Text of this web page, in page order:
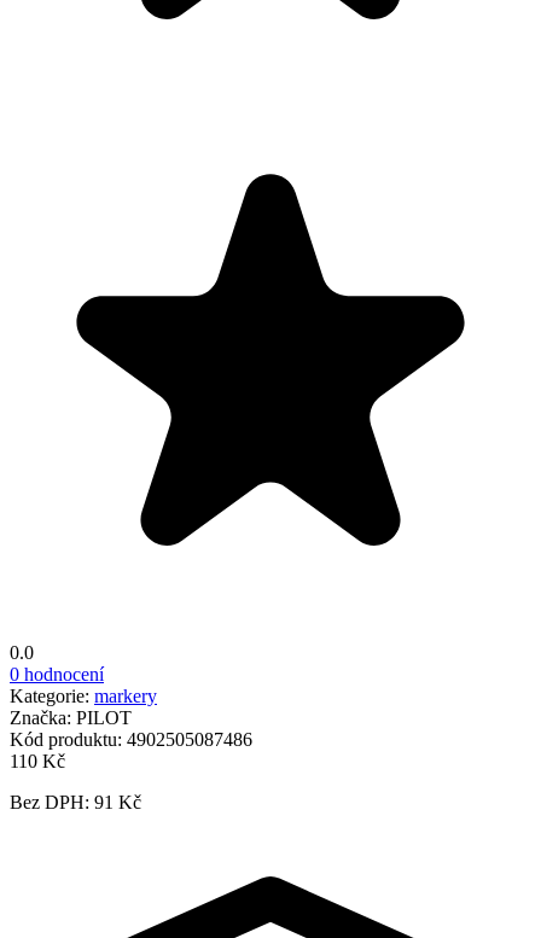
0.0
0 hodnocení
Kategorie: markery
Značka: PILOT
Kód produktu: 4902505087486
110 Kč
Bez DPH: 91 Kč